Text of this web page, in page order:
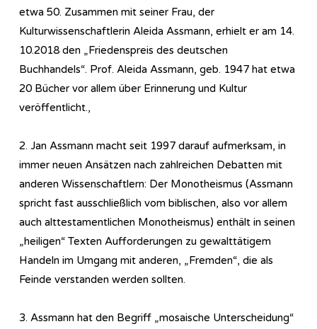
etwa 50. Zusammen mit seiner Frau, der
Kulturwissenschaftlerin Aleida Assmann, erhielt er am 14.
10.2018 den „Friedenspreis des deutschen
Buchhandels“. Prof. Aleida Assmann, geb. 1947 hat etwa
20 Bücher vor allem über Erinnerung und Kultur
veröffentlicht.,
2. Jan Assmann macht seit 1997 darauf aufmerksam, in
immer neuen Ansätzen nach zahlreichen Debatten mit
anderen Wissenschaftlern: Der Monotheismus (Assmann
spricht fast ausschließlich vom biblischen, also vor allem
auch alttestamentlichen Monotheismus) enthält in seinen
„heiligen“ Texten Aufforderungen zu gewalttätigem
Handeln im Umgang mit anderen, „Fremden“, die als
Feinde verstanden werden sollten.
3. Assmann hat den Begriff „mosaische Unterscheidung“